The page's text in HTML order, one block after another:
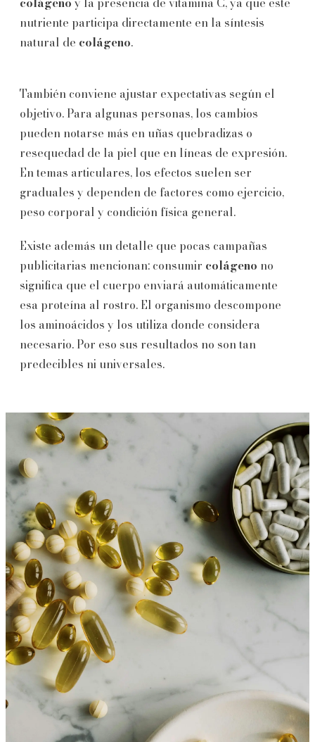
nutriente participa directamente en la síntesis
natural de colágeno.
También conviene ajustar expectativas según el
objetivo. Para algunas personas, los cambios
pueden notarse más en uñas quebradizas o
resequedad de la piel que en líneas de expresión.
En temas articulares, los efectos suelen ser
graduales y dependen de factores como ejercicio,
peso corporal y condición física general.
Existe además un detalle que pocas campañas
publicitarias mencionan: consumir colágeno no
significa que el cuerpo enviará automáticamente
esa proteína al rostro. El organismo descompone
los aminoácidos y los utiliza donde considera
necesario. Por eso sus resultados no son tan
predecibles ni universales.